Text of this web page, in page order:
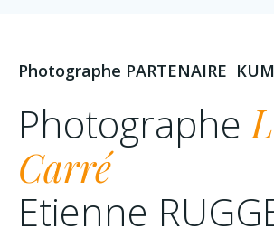
Photographe PARTENAIRE
Photographe
Carré
Etienne